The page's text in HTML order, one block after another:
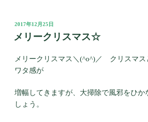
く
る
の
投
日:
2017年12月25日
メリークリスマス☆
メリークリスマス＼(^o^)／ クリスマス
ワタ感が
増幅してきますが、大掃除で風邪をひか
しょう。